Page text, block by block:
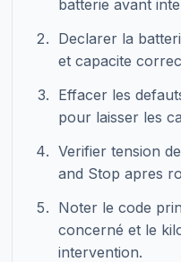
batterie avant
Declarer la
et capacite
Effacer les
pour laisser les
Verifier tension
and Stop apres
Noter le code
concerné et le
intervention.